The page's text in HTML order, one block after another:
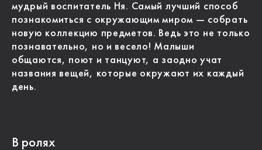
мудрый воспитатель Ня. Самый лучший способ
познакомиться с окружающим миром — собрать
новую коллекцию предметов. Ведь это не только
познавательно, но и весело! Малыши
общаются, поют и танцуют, а заодно учат
названия вещей, которые окружают их каждый
день.
В ролях